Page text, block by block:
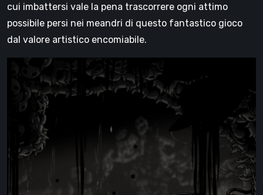
cui imbattersi vale la pena trascorrere ogni attimo
possibile persi nei meandri di questo fantastico gioco
dal valore artistico encomiabile.